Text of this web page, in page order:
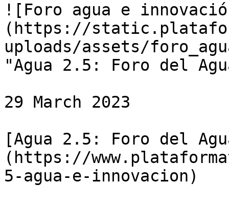
![Foro agua e
(https://
uploads/assets/
"Agua 2.5: Foro del
29 March 2023
[Agua 2.5: Foro del
(https://
5-agua-e-innovacion)